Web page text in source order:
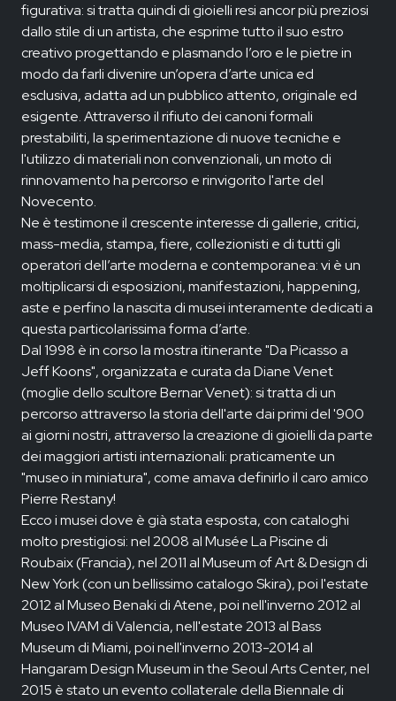
figurativa: si tratta quindi di gioielli resi ancor più preziosi
dallo stile di un artista, che esprime tutto il suo estro
creativo progettando e plasmando l’oro e le pietre in
modo da farli divenire un’opera d’arte unica ed
esclusiva, adatta ad un pubblico attento, originale ed
esigente. Attraverso il rifiuto dei canoni formali
prestabiliti, la sperimentazione di nuove tecniche e
l'utilizzo di materiali non convenzionali, un moto di
rinnovamento ha percorso e rinvigorito l'arte del
Novecento.
Ne è testimone il crescente interesse di gallerie, critici,
mass-media, stampa, fiere, collezionisti e di tutti gli
operatori dell’arte moderna e contemporanea: vi è un
moltiplicarsi di esposizioni, manifestazioni, happening,
aste e perfino la nascita di musei interamente dedicati a
questa particolarissima forma d’arte.
Dal 1998 è in corso la mostra itinerante "Da Picasso a
Jeff Koons", organizzata e curata da Diane Venet
(moglie dello scultore Bernar Venet): si tratta di un
percorso attraverso la storia dell'arte dai primi del '900
ai giorni nostri, attraverso la creazione di gioielli da parte
dei maggiori artisti internazionali: praticamente un
"museo in miniatura", come amava definirlo il caro amico
Pierre Restany!
Ecco i musei dove è già stata esposta, con cataloghi
molto prestigiosi: nel 2008 al Musée La Piscine di
Roubaix (Francia), nel 2011 al Museum of Art & Design di
New York (con un bellissimo catalogo Skira), poi l'estate
2012 al Museo Benaki di Atene, poi nell'inverno 2012 al
Museo IVAM di Valencia, nell'estate 2013 al Bass
Museum di Miami, poi nell'inverno 2013-2014 al
Hangaram Design Museum in the Seoul Arts Center, nel
2015 è stato un evento collaterale della Biennale di